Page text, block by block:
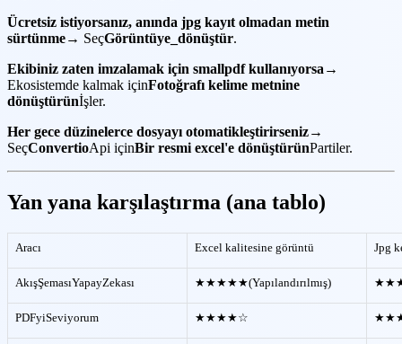
Ücretsiz istiyorsanız, anında jpg kayıt olmadan metin
sürtünme→ SeçGörüntüye_dönüştür.
Ekibiniz zaten imzalamak için smallpdf kullanıyorsa →
Ekosistemde kalmak içinFotoğrafı kelime metnine
dönüştürünİşler.
Her gece düzinelerce dosyayı otomatikleştirirseniz→
SeçConvertioApi içinBir resmi excel'e dönüştürünPartiler.
Yan yana karşılaştırma (ana tablo)
Aracı Excel kalitesine görüntü Jpg
AkışŞemasıYapayZekası ★★★★★(Yapılandırılmış)
PDFyiSeviyorum ★★★★☆